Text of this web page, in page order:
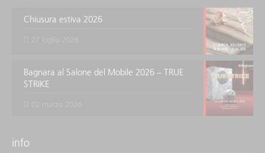
Chiusura estiva 2026
Bagnara al Salone del Mobile 2026 – TRUE
STRIKE
info